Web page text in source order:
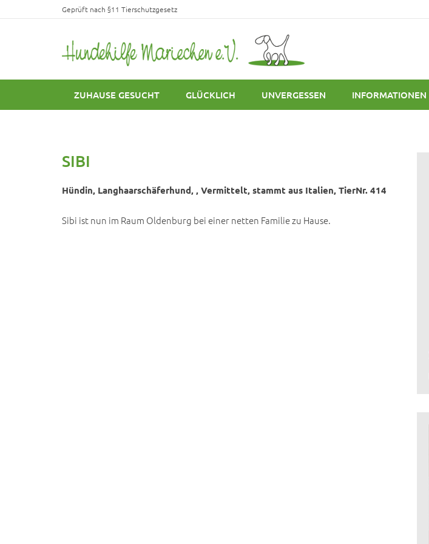
Geprüft nach §11 Tierschutzgesetz
ZUHAUSE GESUCHT GLÜCKLICH UNVERGESSEN INFORMATIONEN
SIBI
Hündin, Langhaarschäferhund, , Vermittelt, stammt aus Italien, TierNr. 414
Sibi ist nun im Raum Oldenburg bei einer netten Familie zu Hause.